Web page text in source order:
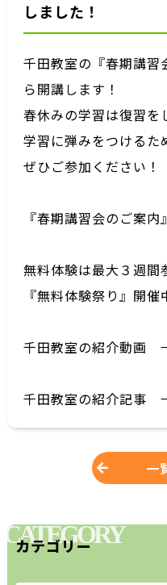
しました！
千田教室の『春期講習
ら開講します！
春休みの学習は復習を
学習に弾みをつけるた
ぜひご参加ください！
『春期講習会のご案
無料体験は最大３週間
『無料体験祭り』
千田教室の紹介動
千田教室の紹介記
一
CATEGORY
カテゴリー